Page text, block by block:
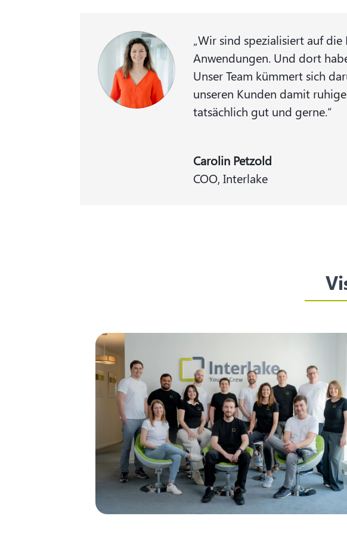
„Wir sind spezialisiert auf
Anwendungen. Und dort
Unser Team kümmert sich
unseren Kunden damit
tatsächlich gut und gerne.“
Carolin Petzold
COO, Interlake